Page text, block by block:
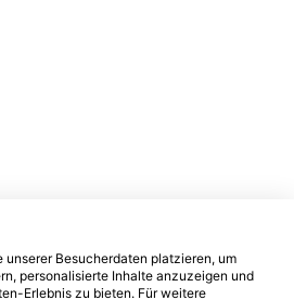
unserer Besucherdaten platzieren, um
personalisierte Inhalte anzuzeigen und
Erlebnis zu bieten. Für weitere